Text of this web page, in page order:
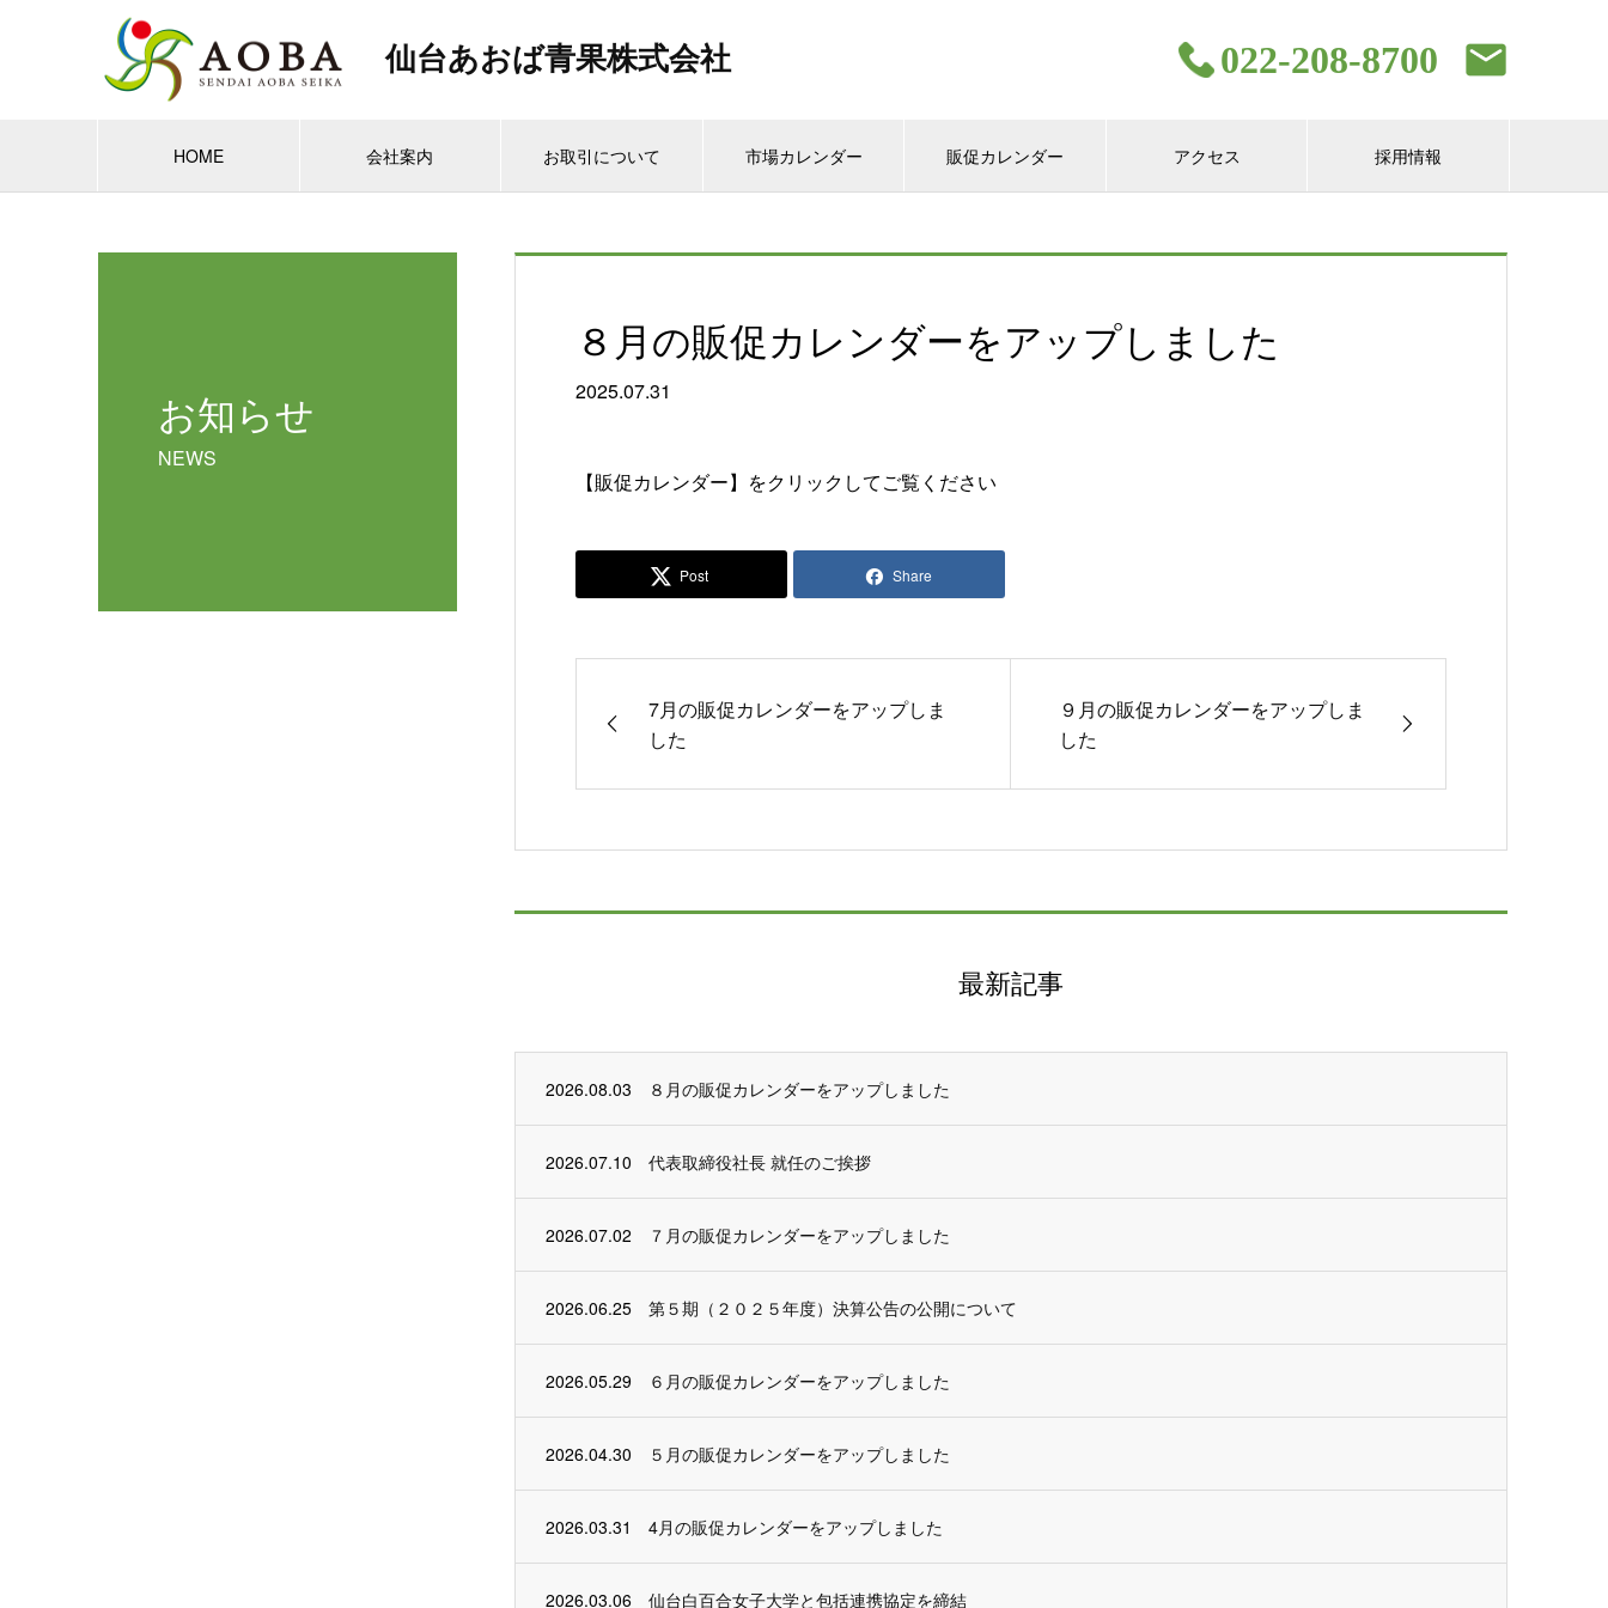
仙台あおば青果株式会社 022-208-8700
HOME 会社案内 お取引について 市場カレンダー 販促カレンダー アクセス 採用情報
お知らせ
NEWS
８月の販促カレンダーをアップしました
2025.07.31
【販促カレンダー】をクリックしてご覧ください
Post Share
7月の販促カレンダーをアップしま
した
９月の販促カレンダーをアップしま
した
最新記事
2026.08.03 ８月の販促カレンダーをアップしました
2026.07.10 代表取締役社長 就任のご挨拶
2026.07.02 ７月の販促カレンダーをアップしました
2026.06.25 第５期（２０２５年度）決算公告の公開について
2026.05.29 ６月の販促カレンダーをアップしました
2026.04.30 ５月の販促カレンダーをアップしました
2026.03.31 4月の販促カレンダーをアップしました
2026.03.06 仙台白百合女子大学と包括連携協定を締結